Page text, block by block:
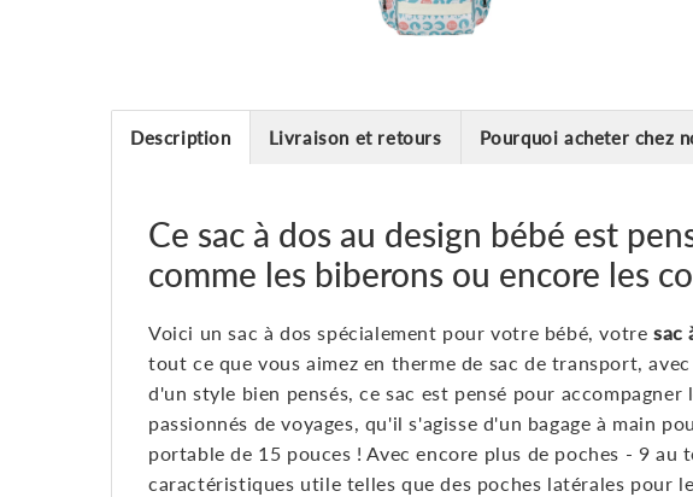
Description Livraison et retours Pourquoi acheter chez
Ce sac à dos au design bébé est
comme les biberons ou encore les
Voici un sac à dos spécialement pour votre bébé, votre sac
tout ce que vous aimez en therme de sac de transport,
d'un style bien pensés, ce sac est pensé pour
passionnés de voyages, qu'il s'agisse d'un bagage à main
portable de 15 pouces ! Avec encore plus de poches - 9
caractéristiques utile telles que des poches latérales pour